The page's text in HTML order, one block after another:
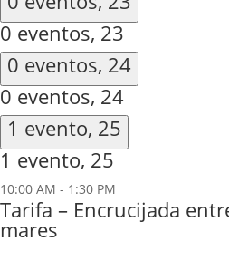
0 eventos, 23
0 eventos, 24
0 eventos, 24
1 evento, 25
1 evento, 25
10:00 AM - 1:30 PM
Tarifa – Encrucijada
mares